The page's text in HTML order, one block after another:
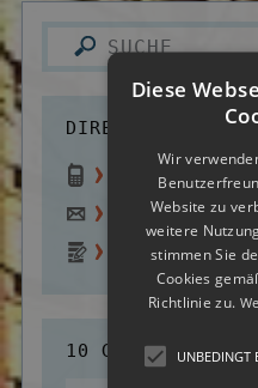
DIREKTER
0800 - 70 10 220
info@deutsche-
Zum
10 GRÜNDE FÜR
Diese
Wir
Website zu
weitere
stimmen Sie
Cookies
Richtlinie zu.
UNBEDINGT